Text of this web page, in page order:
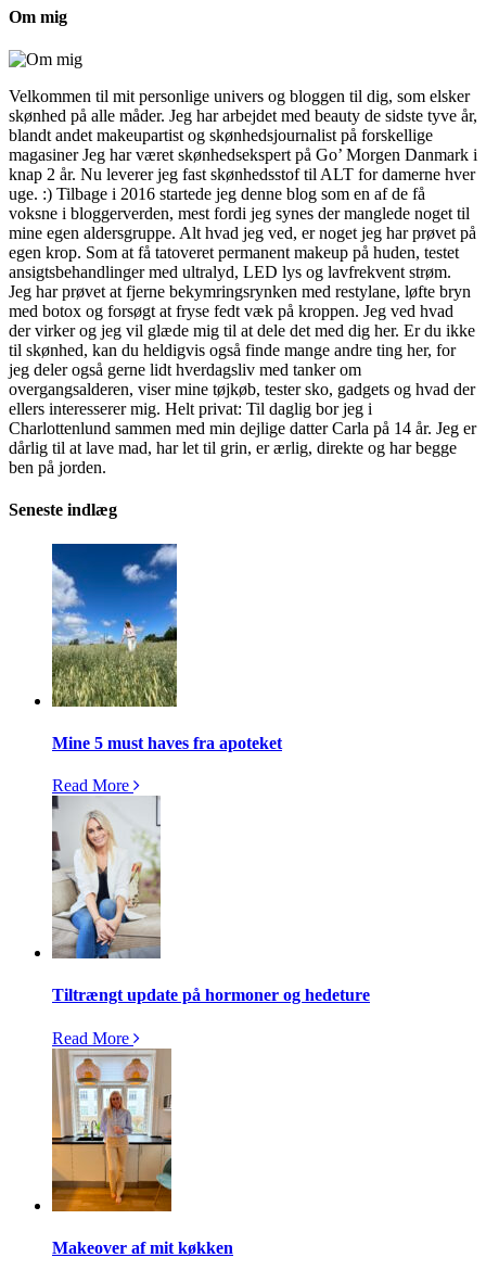
Om mig
Velkommen til mit personlige univers og bloggen til dig, som elsker
skønhed på alle måder. Jeg har arbejdet med beauty de sidste tyve år,
blandt andet makeupartist og skønhedsjournalist på forskellige
magasiner Jeg har været skønhedsekspert på Go’ Morgen Danmark i
knap 2 år. Nu leverer jeg fast skønhedsstof til ALT for damerne hver
uge. :) Tilbage i 2016 startede jeg denne blog som en af de få
voksne i bloggerverden, mest fordi jeg synes der manglede noget til
mine egen aldersgruppe. Alt hvad jeg ved, er noget jeg har prøvet på
egen krop. Som at få tatoveret permanent makeup på huden, testet
ansigtsbehandlinger med ultralyd, LED lys og lavfrekvent strøm.
Jeg har prøvet at fjerne bekymringsrynken med restylane, løfte bryn
med botox og forsøgt at fryse fedt væk på kroppen. Jeg ved hvad
der virker og jeg vil glæde mig til at dele det med dig her. Er du ikke
til skønhed, kan du heldigvis også finde mange andre ting her, for
jeg deler også gerne lidt hverdagsliv med tanker om
overgangsalderen, viser mine tøjkøb, tester sko, gadgets og hvad der
ellers interesserer mig. Helt privat: Til daglig bor jeg i
Charlottenlund sammen med min dejlige datter Carla på 14 år. Jeg er
dårlig til at lave mad, har let til grin, er ærlig, direkte og har begge
ben på jorden.
Seneste indlæg
Mine 5 must haves fra apoteket
Read More
Tiltrængt update på hormoner og hedeture
Read More
Makeover af mit køkken